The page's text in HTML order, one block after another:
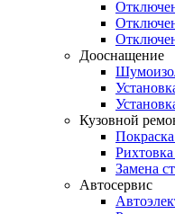
Дооснащение
Кузовной
Рихтовка
Замена
Автосервис